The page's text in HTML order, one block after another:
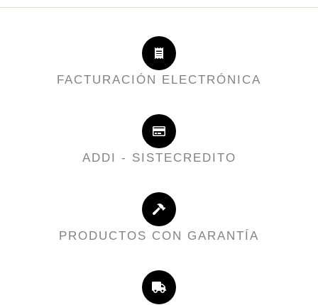
FACTURACIÓN ELECTRÓNICA
ADDI - SISTECREDITO
PRODUCTOS CON GARANTÍA